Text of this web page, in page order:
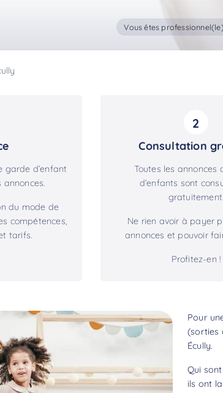
Vous êtes
garde d’enfant
du mode de
compétences,
tarifs.
2
Consultation
Toutes les annonces
d’enfants sont
gratuitement.
Ne rien avoir à payer
annonces et pouvoir
Profitez-en !
Pour
(sorties
Écully.
Qui
ils ont